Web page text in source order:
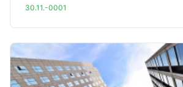
30.11.-0001